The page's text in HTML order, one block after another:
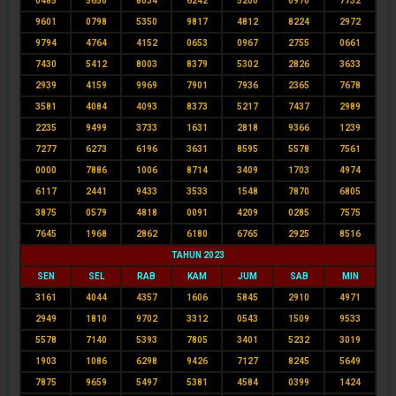
9601 0798 5350 9817 4812 8224 2972
9794 4764 4152 0653 0967 2755 0661
7430 5412 8003 8379 5302 2826 3633
2939 4159 9969 7901 7936 2365 7678
3581 4084 4093 8373 5217 7437 2989
2235 9499 3733 1631 2818 9366 1239
7277 6273 6196 3631 8595 5578 7561
0000 7886 1006 8714 3409 1703 4974
6117 2441 9433 3533 1548 7870 6805
3875 0579 4818 0091 4209 0285 7575
7645 1968 2862 6180 6765 2925 8516
TAHUN 2023
SEN SEL RAB KAM JUM SAB MIN
3161 4044 4357 1606 5845 2910 4971
2949 1810 9702 3312 0543 1509 9533
5578 7140 5393 7805 3401 5232 3019
1903 1086 6298 9426 7127 8245 5649
7875 9659 5497 5381 4584 0399 1424